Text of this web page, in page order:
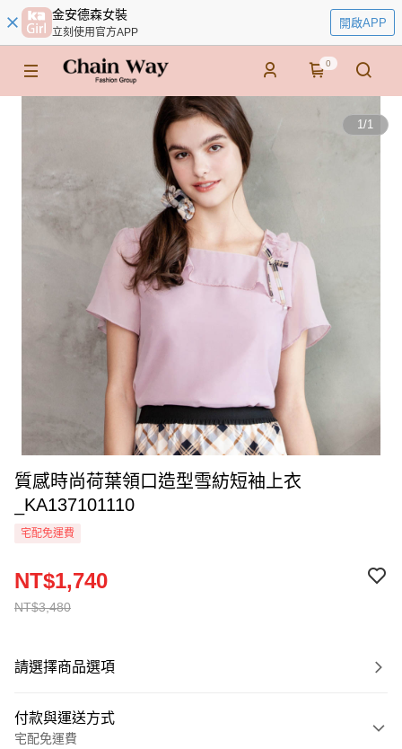
金安德森女裝
立刻使用官方APP
開啟APP
0
1/1
質感時尚荷葉領口造型雪紡短袖上衣
_KA137101110
宅配免運費
NT$3,480
NT$1,740
請選擇商品選項
付款與運送方式
宅配免運費